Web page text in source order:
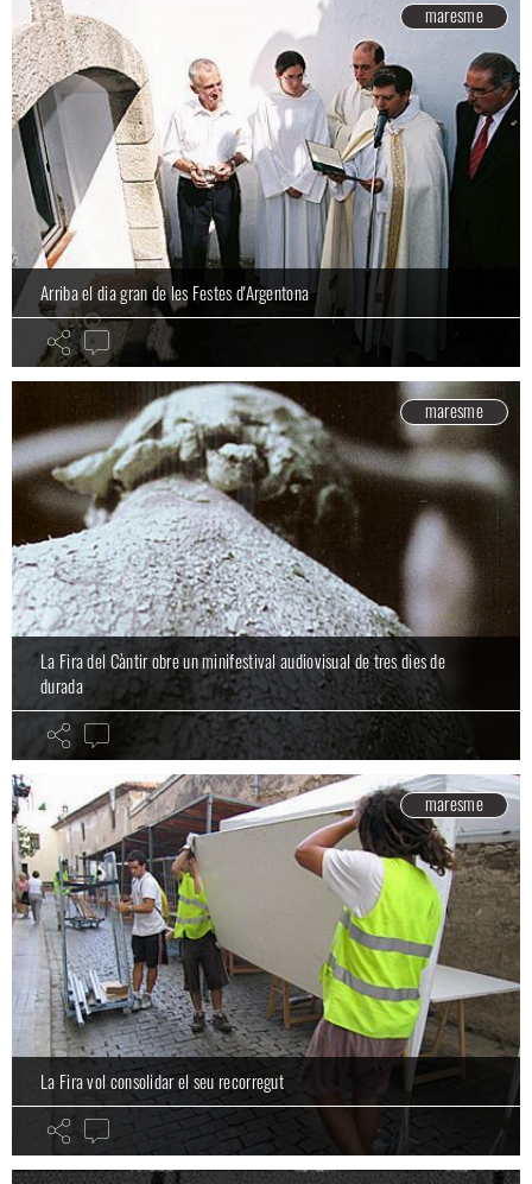
maresme
Arriba el dia gran de les Festes d'Argentona
maresme
La Fira del Càntir obre un minifestival audiovisual de tres dies de
durada
maresme
La Fira vol consolidar el seu recorregut